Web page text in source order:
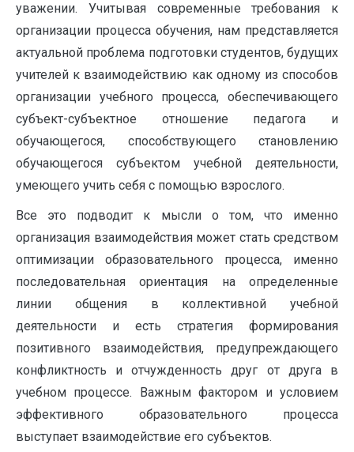
уважении. Учитывая современные требования к
организации процесса обучения, нам представляется
актуальной проблема подготовки студентов, будущих
учителей к взаимодействию как одному из способов
организации учебного процесса, обеспечивающего
субъект-субъектное отношение педагога и
обучающегося, способствующего становлению
обучающегося субъектом учебной деятельности,
умеющего учить себя с помощью взрослого.
Все это подводит к мысли о том, что именно
организация взаимодействия может стать средством
оптимизации образовательного процесса, именно
последовательная ориентация на определенные
линии общения в коллективной учебной
деятельности и есть стратегия формирования
позитивного взаимодействия, предупреждающего
конфликтность и отчужденность друг от друга в
учебном процессе. Важным фактором и условием
эффективного образовательного процесса
выступает взаимодействие его субъектов.